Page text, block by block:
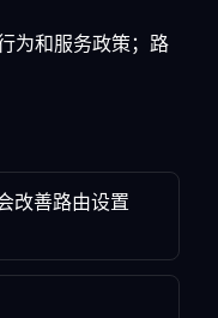
为和服务政策；路
改善路由设置